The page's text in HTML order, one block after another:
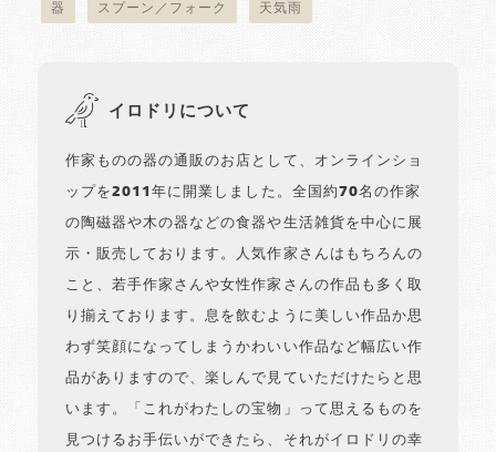
器 スプーン／フォーク 天気雨
イロドリについて
作家ものの器の通販のお店として、オンラインショ
ップを2011年に開業しました。全国約70名の作家
の陶磁器や木の器などの食器や生活雑貨を中心に展
示・販売しております。人気作家さんはもちろんの
こと、若手作家さんや女性作家さんの作品も多く取
り揃えております。息を飲むように美しい作品か思
わず笑顔になってしまうかわいい作品など幅広い作
品がありますので、楽しんで見ていただけたらと思
います。「これがわたしの宝物」って思えるものを
見つけるお手伝いができたら、それがイロドリの幸